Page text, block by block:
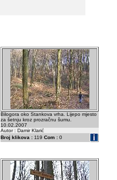
Bilogora oko Stankova vrha. Lijepo mjesto
za šetnju kroz prozračnu šumu.
10.02.2007
Autor : Damir Klarić
Broj klikova : 119 Com : 0